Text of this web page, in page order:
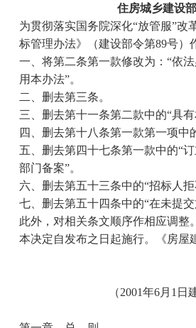
住房城乡建设
为贯彻落实国务院深化“放管服”
标管理办法》（建设部令第89号）
一、将第二条第一款修改为：“依
用本办法”。
二、删去第三条。
三、删去第十一条第二款中的“具
四、删去第十八条第一款第一项中
五、删去第四十七条第一款中的“
部门备案”。
六、删去第五十三条中的“招标人
七、删去第五十四条中的“在未提
此外，对相关条文顺序作相应调整
本决定自发布之日起施行。《房屋
（2001年6月1